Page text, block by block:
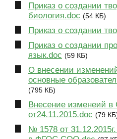
Приказ о создании
биология.doc (54 КБ)
Приказ о создании
Приказ о создании
язык.doc (59 КБ)
О внесении
основные
(795 КБ)
Внесение изменеий
от24.11.2015.doc (79
№ 1578 от